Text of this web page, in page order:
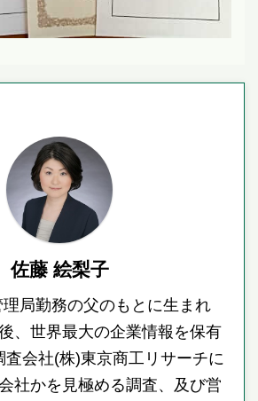
佐藤 絵梨子
局勤務の父のもとに生まれ
、世界最大の企業情報を保有
査会社(株)東京商工リサーチに
社かを見極める調査、及び営